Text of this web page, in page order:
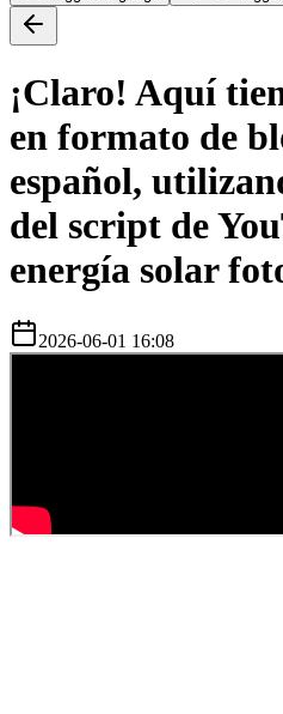
¡Claro! Aquí
en formato de
español,
del script de
energía solar
2026-06-01 16:08